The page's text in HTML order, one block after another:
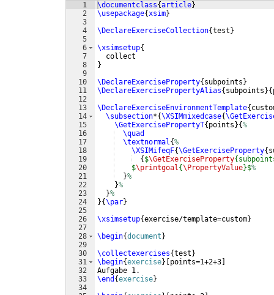
1
2
3
4
5
6
7
8
9
10
11
12
13
14
15
16
17
18
19
20
21
22
23
24
25
26
27
28
29
30
31
32
33
34
\documentclass{article}
\usepackage{xsim}
\DeclareExerciseCollection{test }
\xsimsetup{
  collect
}
\DeclareExerciseProperty{ subpoints }
\DeclareExercisePropertyAlias{ subpoints }{
\DeclareExerciseEnvironmentTemplate{
\subsection*{\XSIMmixedcase{
\GetExercisePropertyT{ points }{%
\quad
\textnormal{%
\XSIMifeqF{\GetExerciseProperty{
{ $\GetExerciseProperty
$\printgoal{\PropertyValue}$%
}%
}%
}%
}{\par}
\xsimsetup{exercise/template=custom}
\begin{document }
\collectexercises{test }
\begin{exercise} points=1+2+3
Aufgabe 1.
\end {exercise}